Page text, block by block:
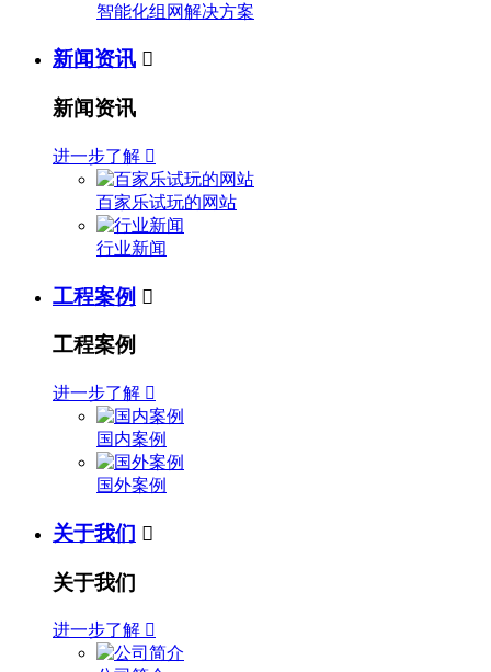
智能化组网解决方案
新闻资讯 
新闻资讯
进一步了解 
百家乐试玩的网站
行业新闻
工程案例 
工程案例
进一步了解 
国内案例
国外案例
关于我们 
关于我们
进一步了解 